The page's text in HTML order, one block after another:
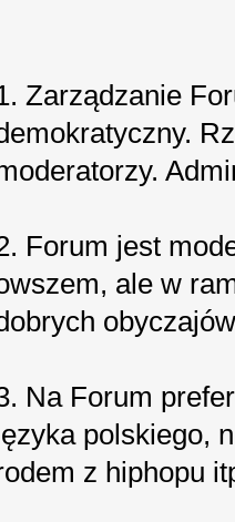
Zarządzanie
Forum jest
ale w
Na Forum
polskiego,
z hiphopu